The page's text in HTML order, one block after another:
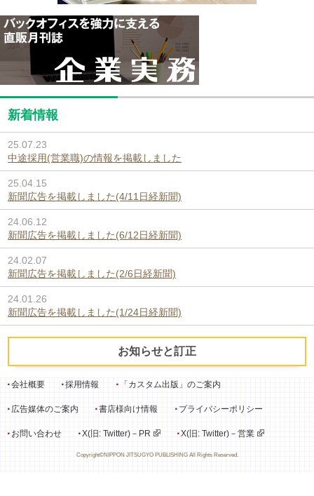
新着情報
25.07.23
中途採用(営業職)の情報を掲載しました
25.04.15
新聞広告を掲載しました(4/11日経新聞)
24.06.12
新聞広告を掲載しました(6/12日経新聞)
24.02.07
新聞広告を掲載しました(2/6日経新聞)
24.01.26
新聞広告を掲載しました(1/24日経新聞)
お知らせと訂正
会社概要 採用情報 「カスタム出版」のご案内
広告媒体のご案内 書店様向け情報 プライバシーポリシー
お問い合わせ X(旧: Twitter)－PR X(旧: Twitter)－営業
Copyright©NIPPON JITSUGYO PUBLISHING All Rights Reserved.